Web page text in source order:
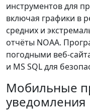
инструментов для
включая графики в
средних и
отчёты NOAA.
погодными веб-
и MS SQL для
Мобильные
уведомления